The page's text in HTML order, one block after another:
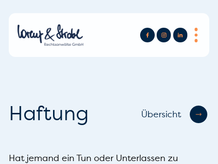
Haftung Übersicht
Hat jemand ein Tun oder Unterlassen zu